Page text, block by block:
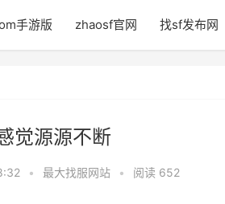
手游版 zhaosf官网 找sf发布网
觉源源不断
• 最大找服网站 • 阅读 652